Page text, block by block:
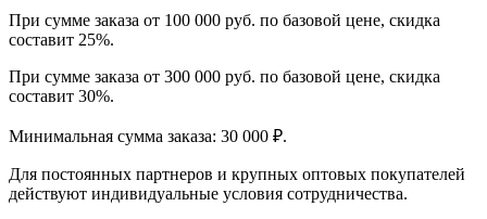
При сумме заказа от 100 000 руб. по базовой цене, скидка
составит 25%.
При сумме заказа от 300 000 руб. по базовой цене, скидка
составит 30%.
Минимальная сумма заказа: 30 000 ₽.
Для постоянных партнеров и крупных оптовых покупателей
действуют индивидуальные условия сотрудничества.